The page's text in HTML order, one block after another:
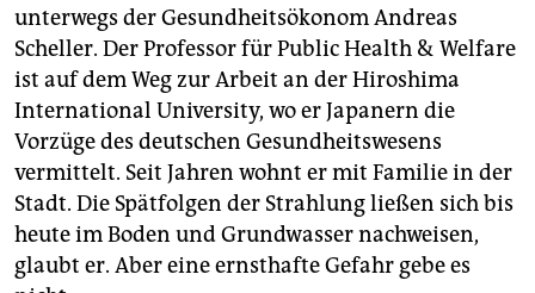
unterwegs der Gesundheitsökonom Andreas
Scheller. Der Professor für Public Health & Welfare
ist auf dem Weg zur Arbeit an der Hiroshima
International University, wo er Japanern die
Vorzüge des deutschen Gesundheitswesens
vermittelt. Seit Jahren wohnt er mit Familie in der
Stadt. Die Spätfolgen der Strahlung ließen sich bis
heute im Boden und Grundwasser nachweisen,
glaubt er. Aber eine ernsthafte Gefahr gebe es